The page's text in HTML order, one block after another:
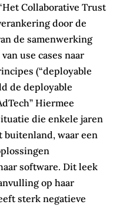
Collaborative Trust
door de
de samenwerking
use cases naar
(“deployable
de deployable
Hiermee
die enkele jaren
waar een
software. Dit leek
op haar
sterk negatieve